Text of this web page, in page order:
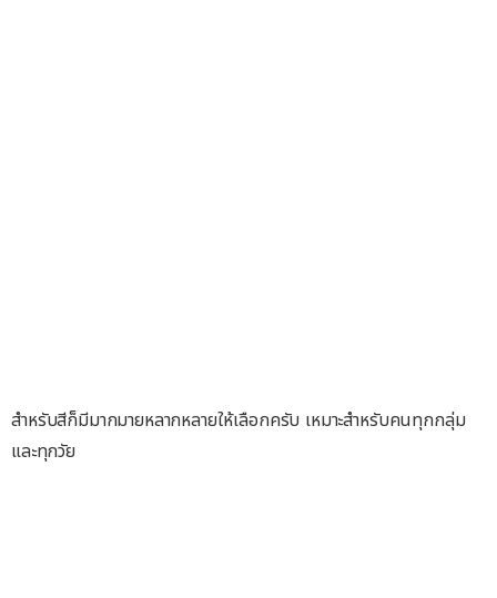
สำหรับสีก็มีมากมายหลากหลายให้เลือกครับ เหมาะสำหรับคนทุกกลุ่ม
และทุกวัย